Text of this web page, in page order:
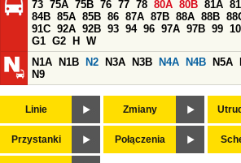
73 75A 75B 76 77 78 80A 80B 81A
84B 85A 85B 86 87A 87B 88A 88B
91C 92A 92B 93 94 96 97A 97B 99
G1 G2 H
W
N1A
N1B N2 N3A N3B N4A N4B N5A
N9
Linie Zmiany
Przystanki Połączenia